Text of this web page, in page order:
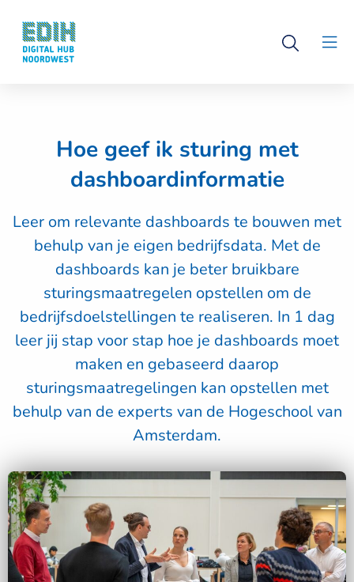
Logo
Digital
Hub
Open
Hoe geef ik sturing met
dashboardinformatie
Leer om relevante dashboards te bouwen met
behulp van je eigen bedrijfsdata. Met de
dashboards kan je beter bruikbare
sturingsmaatregelen opstellen om de
bedrijfsdoelstellingen te realiseren. In 1 dag
leer jij stap voor stap hoe je dashboards moet
maken en gebaseerd daarop
sturingsmaatregelingen kan opstellen met
behulp van de experts van de Hogeschool van
Amsterdam.